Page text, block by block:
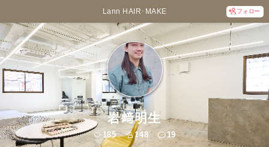
Lann HAIR･MAKE フォロー
岩﨑明生
185 148 19